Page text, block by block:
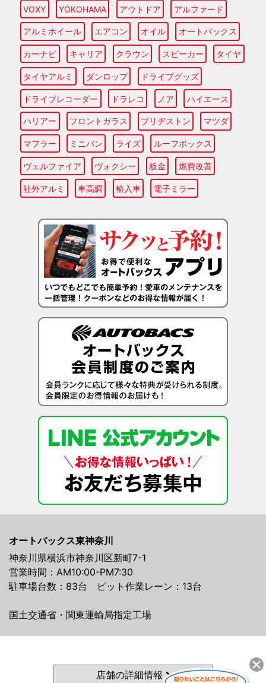
VOXY YOKOHAMA アウトドア アルファード
アルミホイール エアコン オイル オートバックス
カーナビ キャリア クラウン スピーカー タイヤ
タイヤアルミ ダンロップ ドライブグッズ
ドライブレコーダー ドラレコ ノア ハイエース
ハリアー フロントガラス ブリヂストン マツダ
マフラー ミニバン ライズ ルーフボックス
ヴェルファイア ヴォクシー 板金 燃費改善
社外アルミ 車高調 輸入車 電子ミラー
オートバックス東神奈川
神奈川県横浜市神奈川区新町7-1
営業時間：AM10:00-PM7:30
駐車場台数：83台 ピット作業レーン：13台
国土交通省・関東運輸局指定工場
店舗の詳細情報